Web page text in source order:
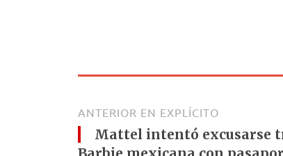
ANTERIOR EN EXPLÍCITO
Mattel intentó excusarse